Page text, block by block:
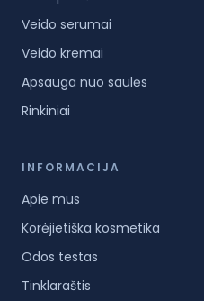
Veido serumai
Veido kremai
Apsauga nuo saulės
Rinkiniai
INFORMACIJA
Apie mus
Korėjietiška kosmetika
Odos testas
Tinklaraštis